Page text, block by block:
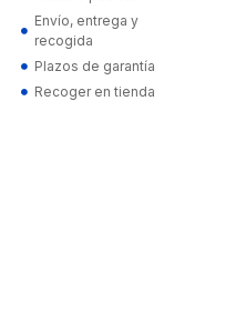
Envío, entrega y
recogida
Plazos de garantía
Recoger en tienda